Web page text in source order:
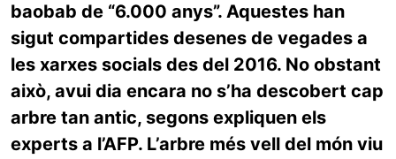
baobab de “6.000 anys”. Aquestes han
sigut compartides desenes de vegades a
les xarxes socials des del 2016. No obstant
això, avui dia encara no s’ha descobert cap
arbre tan antic, segons expliquen els
experts a l’AFP. L’arbre més vell del món viu